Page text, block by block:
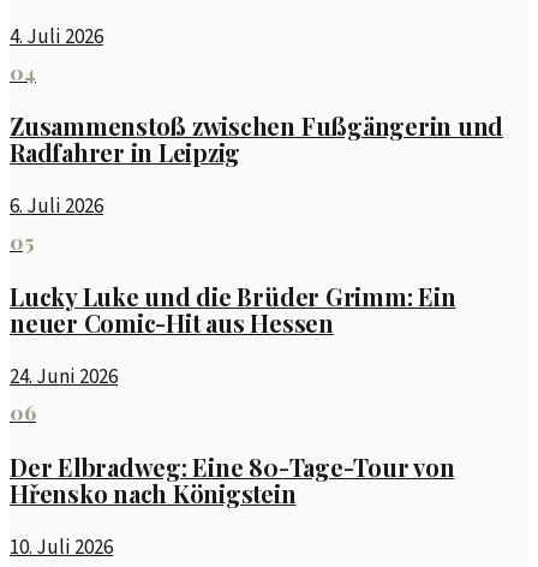
4. Juli 2026
04
Zusammenstoß zwischen Fußgängerin und
Radfahrer in Leipzig
6. Juli 2026
05
Lucky Luke und die Brüder Grimm: Ein
neuer Comic-Hit aus Hessen
24. Juni 2026
06
Der Elbradweg: Eine 80-Tage-Tour von
Hřensko nach Königstein
10. Juli 2026